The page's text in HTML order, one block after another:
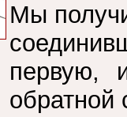
Мы
первую,
обратной